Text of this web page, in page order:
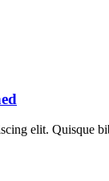
elit. Quisque